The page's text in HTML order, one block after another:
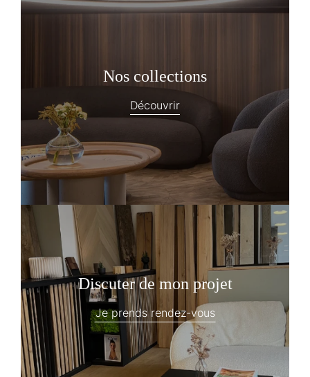
Nos collections
Découvrir
Discuter de mon projet
Je prends rendez-vous